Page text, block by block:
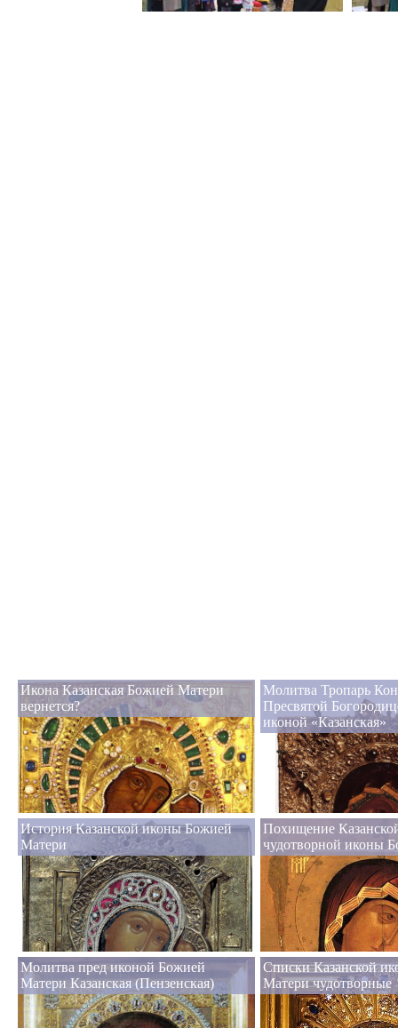
Икона Казанская Божией Матери
вернется?
Молитва Тропарь
Пресвятой
иконой «Казанская»
История Казанской иконы Божией
Матери
Похищение
чудотворной иконы
Молитва пред иконой Божией
Матери Казанская (Пензенская)
Списки Казанской
Матери чудотворные